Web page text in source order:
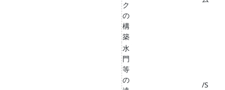
ク
の
構
築
水
門
等
の
/S